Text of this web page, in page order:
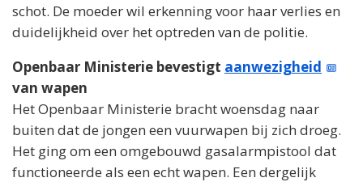
schot. De moeder wil erkenning voor haar verlies en
duidelijkheid over het optreden van de politie.
Openbaar Ministerie bevestigt aanwezigheid
van wapen
Het Openbaar Ministerie bracht woensdag naar
buiten dat de jongen een vuurwapen bij zich droeg.
Het ging om een omgebouwd gasalarmpistool dat
functioneerde als een echt wapen. Een dergelijk